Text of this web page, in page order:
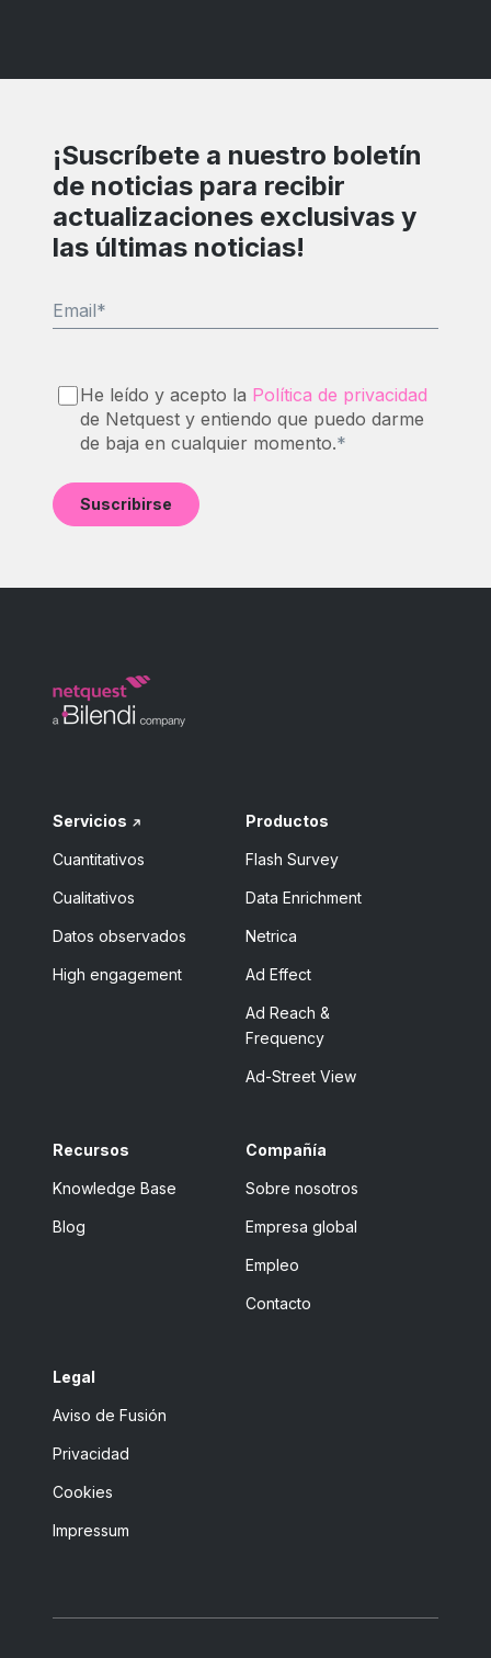
¡Suscríbete a nuestro boletín
de noticias para recibir
actualizaciones exclusivas y
las últimas noticias!
Email*
He leído y acepto la Política de privacidad
de Netquest y entiendo que puedo darme
de baja en cualquier momento.*
Servicios
Cuantitativos
Cualitativos
Datos observados
High engagement
Productos
Flash Survey
Data Enrichment
Netrica
Ad Effect
Ad Reach &
Frequency
Ad-Street View
Recursos
Knowledge Base
Blog
Compañía
Sobre nosotros
Empresa global
Empleo
Contacto
Legal
Aviso de Fusión
Privacidad
Cookies
Impressum